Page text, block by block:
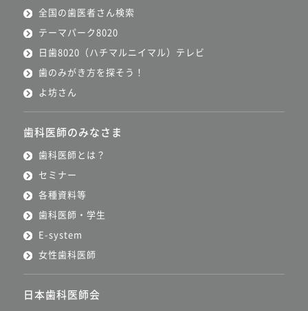
全国の歯医者さん検索
テーマパーク8020
日歯8020（ハチマルニイマル）テレビ
歯のみがき方を探そう！
よ坊さん
歯科医師のみなさま
歯科医師とは？
セミナー
各種資料等
歯科医師・学生
E-system
女性歯科医師
日本歯科医師会